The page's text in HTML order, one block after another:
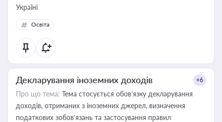
Україні
Освіта
Декларування іноземних доходів +6
Про що тема: Тема стосується обов’язку декларування
доходів, отриманих з іноземних джерел, визначення
податкових зобов’язань та застосування правил